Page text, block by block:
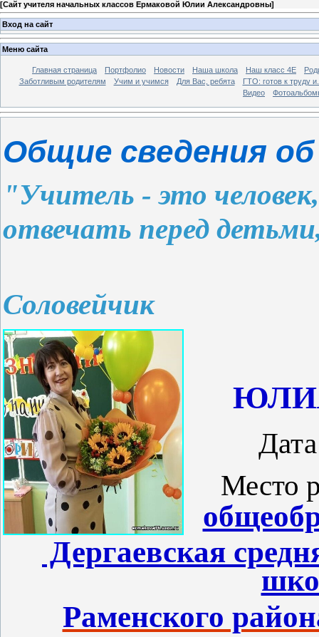
[Сайт учителя начальных классов Ермаковой Юлии Александровны]
Вход на сайт
Меню сайта
Главная страница Портфолио Новости Наша школа Наш класс 4Е
Заботливым родителям
Учим и учимся Для Вас, ребята
ГТО: готов к труду
Видео
Общие сведения
"Учитель - это
отвечать перед
Соловейчик
Место
Дергаевская
Раменского